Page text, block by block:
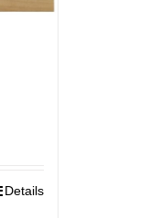
Details